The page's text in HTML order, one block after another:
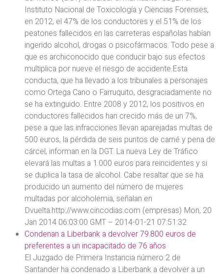
Instituto Nacional de Toxicología y Ciencias Forenses,
en 2012, el 47% de los conductores y el 51% de los
peatones fallecidos en las carreteras españolas habían
ingerido alcohol, drogas o psicofármacos. Todo pese a
que es archiconocido que conducir bajo sus efectos
multiplica por nueve el riesgo de accidente.Esta
conducta, que ha llevado a los tribunales a personajes
como Ortega Cano o Farruquito, desgraciadamente no
se ha extinguido. Entre 2008 y 2012, los positivos en
conductores fallecidos han crecido más de un 7%,
pese a que las infracciones llevan aparejadas multas de
500 euros, la pérdida de seis puntos de carné y pena de
cárcel, informan en la DGT. La nueva Ley de Tráfico
elevará las multas a 1.000 euros para reincidentes y si
se duplica la tasa de alcohol. Cabe resaltar que se ha
producido un aumento del número de mujeres
multadas por alcoholemia, señalan en
Dvuelta.http://www.cincodias.com (empresas) Mon, 20
Jan 2014 06:03:00 GMT – 2014-01-21 07:51:32
Condenan a Liberbank a devolver 79.800 euros de
preferentes a un incapacitado de 76 años
El Juzgado de Primera Instancia número 2 de
Santander ha condenado a Liberbank a devolver a un